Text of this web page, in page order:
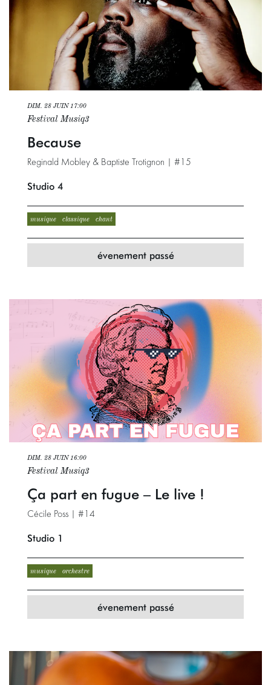
Because
Reginald Mobley & Baptiste Trotignon | #15
Festival Musiq3
DIM. 28 JUIN 17:00
Studio 4
musique classique chant
évenement passé
Ça part en fugue – Le live !
Cécile Poss | #14
Festival Musiq3
DIM. 28 JUIN 16:00
Studio 1
musique orchestre
évenement passé